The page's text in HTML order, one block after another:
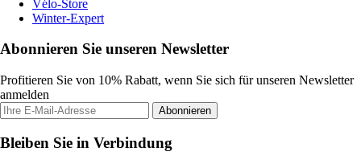
Vélo-Store
Winter-Expert
Abonnieren Sie unseren Newsletter
Profitieren Sie von 10% Rabatt, wenn Sie sich für unseren Newsletter
anmelden
Abonnieren
Bleiben Sie in Verbindung